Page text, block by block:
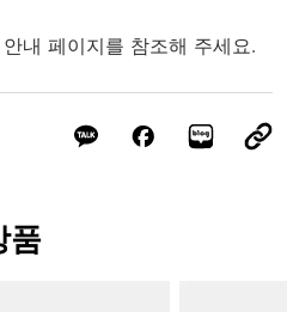
안내 페이지를 참조해 주세요.
품